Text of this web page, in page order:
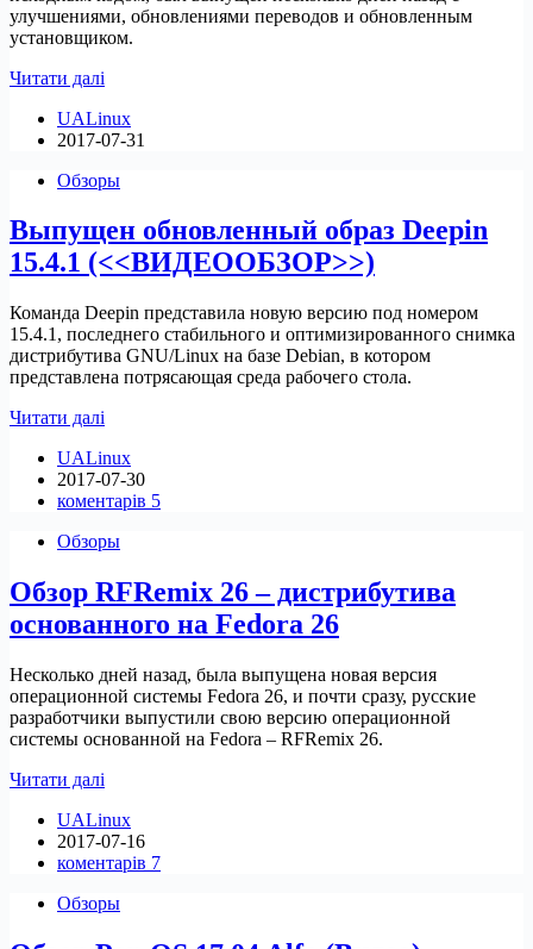
улучшениями, обновлениями переводов и обновленным
установщиком.
Читати далі
конвертера
Selene
UALinux
2017-07-31
Обзоры
Выпущен обновленный образ Deepin
15.4.1 (<<ВИДЕООБЗОР>>)
Команда Deepin представила новую версию под номером
15.4.1, последнего стабильного и оптимизированного снимка
дистрибутива GNU/Linux на базе Debian, в котором
представлена ​​потрясающая среда рабочего стола.
Читати далі
образ
Deepin
15.4.1
UALinux
2017-07-30
коментарів 5
Обзоры
Обзор RFRemix 26 – дистрибутива
основанного на Fedora 26
Несколько дней назад, была выпущена новая версия
операционной системы Fedora 26, и почти сразу, русские
разработчики выпустили свою версию операционной
системы основанной на Fedora – RFRemix 26.
Читати далі
26
–
дистрибутива
на
UALinux
2017-07-16
коментарів 7
Обзоры